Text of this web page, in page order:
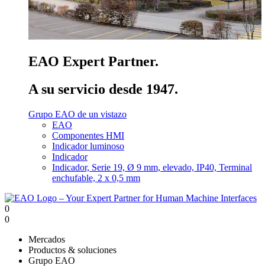
EAO Expert Partner.
A su servicio desde 1947.
Grupo EAO de un vistazo
EAO
Componentes HMI
Indicador luminoso
Indicador
Indicador, Serie 19, Ø 9 mm, elevado, IP40, Terminal
enchufable, 2 x 0,5 mm
0
0
Mercados
Productos & soluciones
Grupo EAO